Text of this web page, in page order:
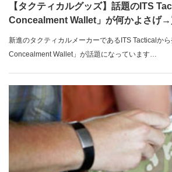
【タクティカルグッズ】話題のITS
Concealment Wallet」が何かよさげ→
新進のタクティカルメーカーであるITS Tacticalか
Concealment Wallet」が話題になっています…